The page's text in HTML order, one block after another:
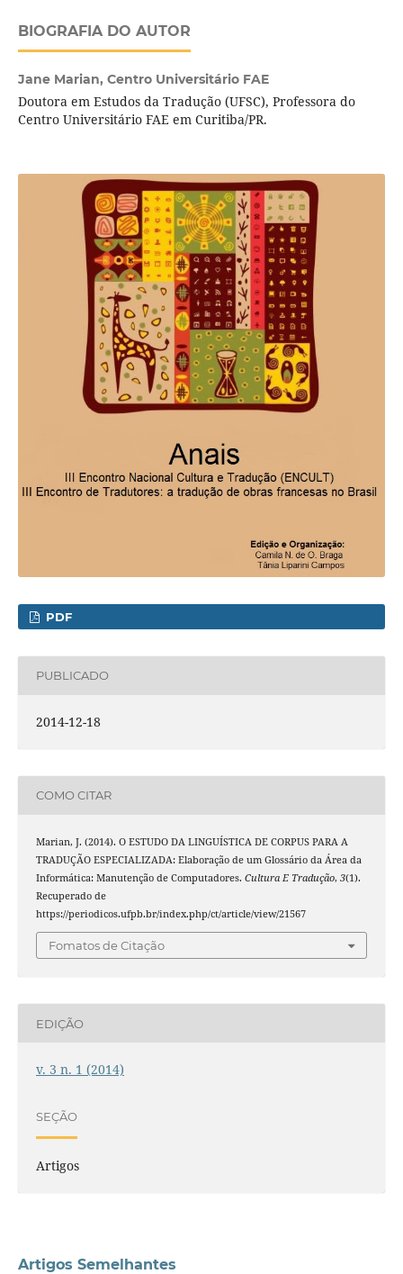
BIOGRAFIA DO AUTOR
Jane Marian, Centro Universitário FAE
Doutora em Estudos da Tradução (UFSC), Professora do
Centro Universitário FAE em Curitiba/PR.
PDF
PUBLICADO
2014-12-18
COMO CITAR
Marian, J. (2014). O ESTUDO DA LINGUÍSTICA DE CORPUS PARA A
TRADUÇÃO ESPECIALIZADA: Elaboração de um Glossário da Área da
Informática: Manutenção de Computadores. Cultura E Tradução, 3(1).
Recuperado de
https://periodicos.ufpb.br/index.php/ct/article/view/21567
Fomatos de Citação
EDIÇÃO
v. 3 n. 1 (2014)
SEÇÃO
Artigos
Artigos Semelhantes